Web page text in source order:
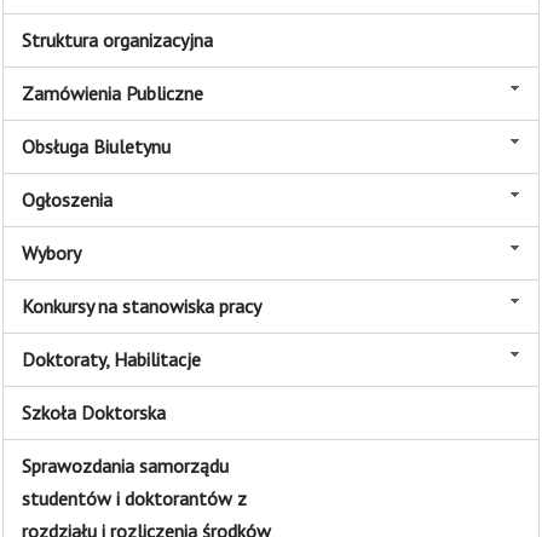
Struktura organizacyjna
Zamówienia Publiczne
Obsługa Biuletynu
Ogłoszenia
Wybory
Konkursy na stanowiska pracy
Doktoraty, Habilitacje
Szkoła Doktorska
Sprawozdania samorządu
studentów i doktorantów z
rozdziału i rozliczenia środków